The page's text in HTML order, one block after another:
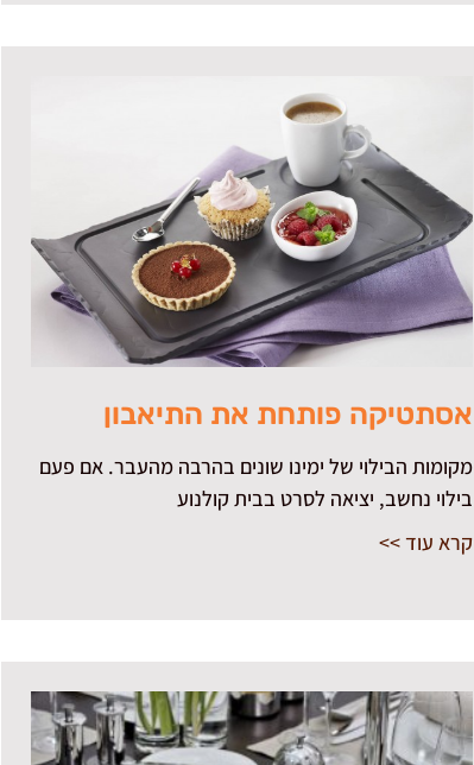
אסתטיקה פותחת את התיאבון
מקומות הבילוי של ימינו שונים בהרבה מהעבר. אם פעם
בילוי נחשב, יציאה לסרט בבית קולנוע
קרא עוד >>